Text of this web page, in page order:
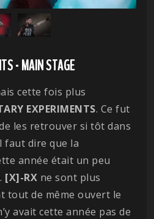
- MAIN STAGE
cette fois plus
EXPERIMENTS. Ce fut
les retrouver si tôt dans
faut dire que la
année était un peu
[X]-RX ne sont plus
tout de même ouvert le
avait cette année pas de